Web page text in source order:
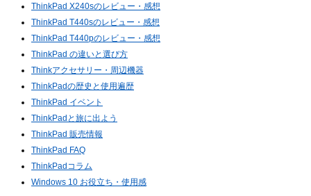
ThinkPad X240sのレビュー・感想
ThinkPad T440sのレビュー・感想
ThinkPad T440pのレビュー・感想
ThinkPad の違いと選び方
Thinkアクセサリー・周辺機器
ThinkPadの歴史と使用遍歴
ThinkPad イベント
ThinkPadと旅に出よう
ThinkPad 販売情報
ThinkPad FAQ
ThinkPadコラム
Windows 10 お役立ち・使用感